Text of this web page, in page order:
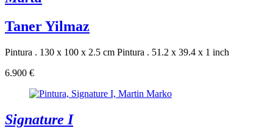
Taner Yilmaz
Pintura . 130 x 100 x 2.5 cm Pintura . 51.2 x 39.4 x 1 inch
6.900 €
Signature I